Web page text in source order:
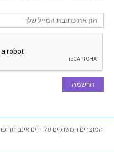
הרשמה
המוצרים המשווקים על ידינו אינם